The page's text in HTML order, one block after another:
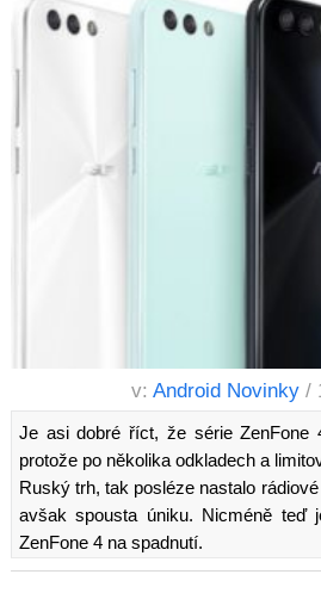
v: Android Novinky /
Je asi dobré říct, že série ZenFone
protože po několika odkladech a
Ruský trh, tak posléze nastalo
avšak spousta úniku. Nicméně teď
ZenFone 4 na spadnutí.